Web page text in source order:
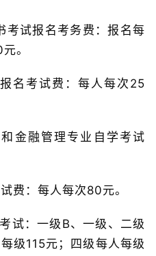
考试报名考务费：报名每
。
名考试费：每人每次25
金融管理专业自学考试
费：每人每次80元。
试：一级B、一级、二级
级115元；四级每人每级